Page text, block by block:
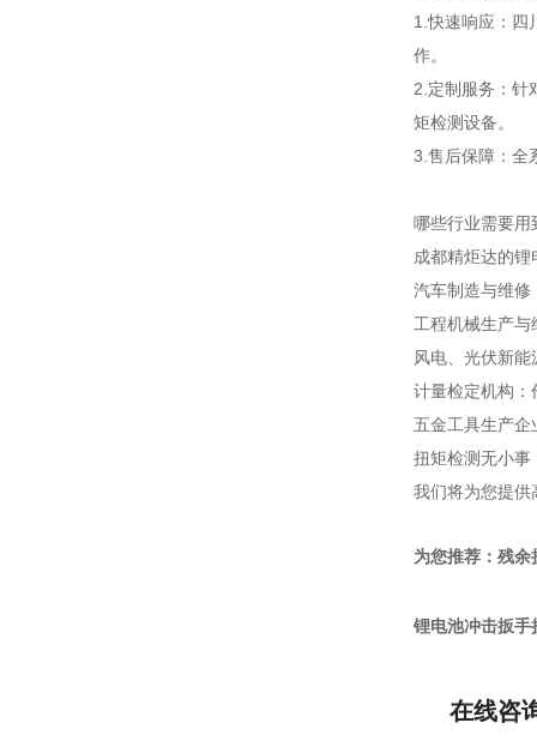
1.快速响应：四
作。
2.定制服务：针
矩检测设备。
3.售后保障：全
哪些行业需要用
成都精炬达的
汽车制造与维修
工程机械生产与
风电、光伏新
计量检定机构：
五金工具生产
扭矩检测无小事
我们将为您提供
为您推荐：残
锂电池冲击扳手
在线咨